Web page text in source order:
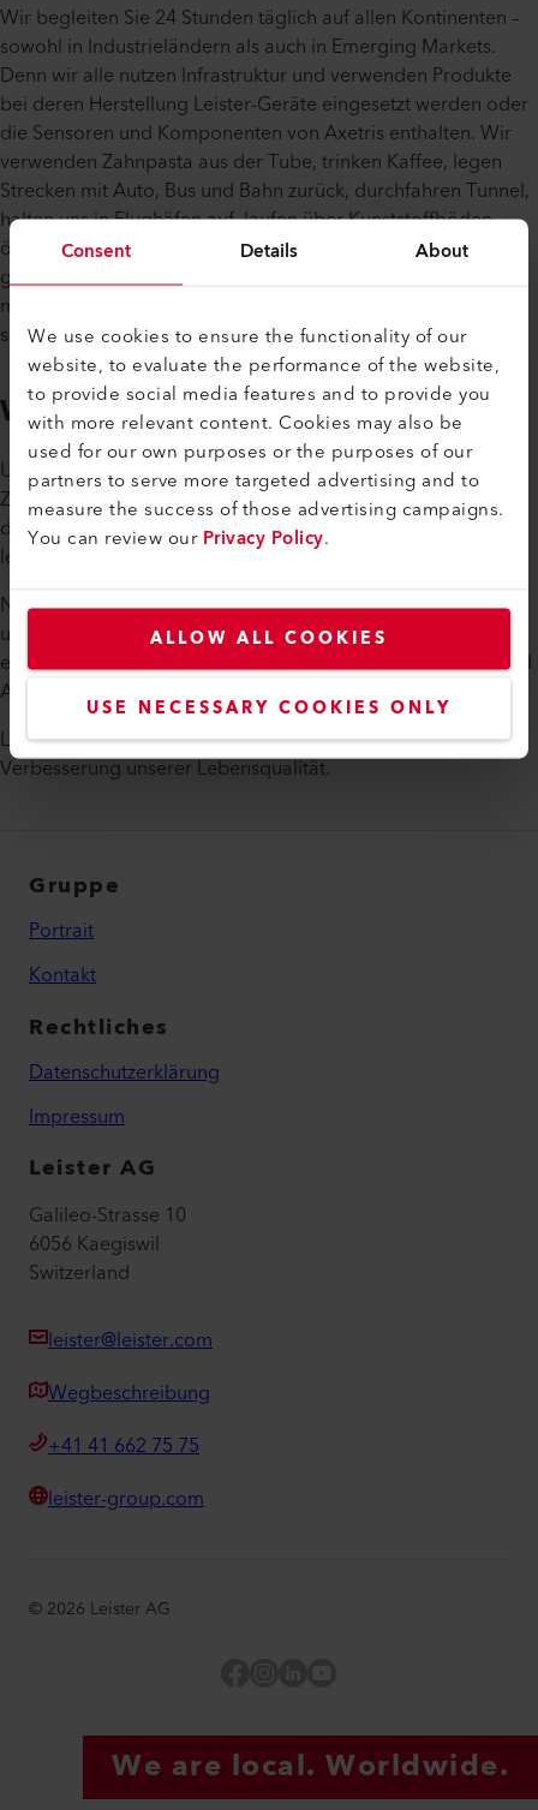
Consent Details About
We use cookies to ensure the functionality of our
website, to evaluate the performance of the website,
to provide social media features and to provide you
with more relevant content. Cookies may also be
used for our own purposes or the purposes of our
partners to serve more targeted advertising and to
measure the success of those advertising campaigns.
You can review ourPrivacy Policy.
ALLOW ALL COOKIES
USE NECESSARY COOKIES ONLY
Wir begleiten Sie 24 Stunden täglich auf allen Kontinenten –
sowohl in Industrieländern als auch in Emerging Markets.
Denn wir alle nutzen Infrastruktur und verwenden Produkte
bei deren Herstellung Leister-Geräte eingesetzt werden oder
die Sensoren und Komponenten von Axetris enthalten. Wir
verwenden Zahnpasta aus der Tube, trinken Kaffee, legen
Strecken mit Auto, Bus und Bahn zurück, durchfahren Tunnel,
halten uns in Flughäfen auf, laufen über Kunststoffböden,
öffnen Lebensmittelverpackungen, kaufen nachhaltig
gezüchteten Fisch aus Aquakulturen, nutzen Cloud-Services
moderner Datenzenter und erfreuen uns an einer sauberen,
sicheren Umwelt.
We for you.
Unsere Unternehmen leisten auch in ausserordentlichen
Zeiten weltweit einen wichtigen Beitrag für die Versorgung
der Bevölkerung und der Wirtschaft mit verschiedenen
lebensnotwendigen Produkten und Dienstleistungen.
Neben unseren Geschäftsaktivitäten liegen uns auch Umwelt
und gesellschaftliches Engagement am Herzen. Dem
entsprechend engagieren wir uns mit der Leister Stiftung und
Aktivitäten in unseren Unternehmen.
Leister. We for you. Wir leisten weltweit einen Beitrag zur
Verbesserung unserer Lebensqualität.
Gruppe
Portrait
Kontakt
Rechtliches
Datenschutzerklärung
Impressum
Leister AG
Galileo-Strasse 10
6056 Kaegiswil
Switzerland
leister@leister.com
Wegbeschreibung
+41 41 662 75 75
leister-group.com
© 2026 Leister AG
We are local. Worldwide.